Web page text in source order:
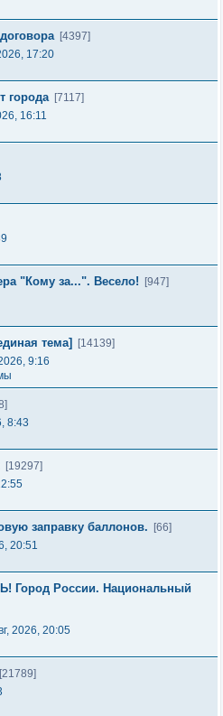
[4397]
17:20
города [7117]
16:11
"Кому за...". Весело!
[947]
тема]
[14139]
9:16
8:43
[19297]
заправку баллонов.
[66]
20:51
России. Национальный
2026, 20:05
[21789]